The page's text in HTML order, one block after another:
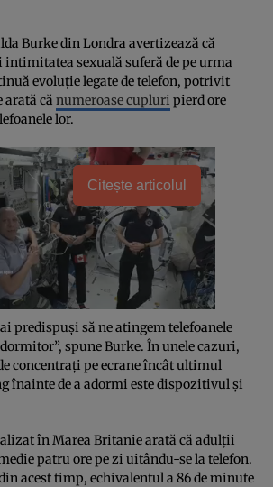
Burke din Londra avertizează că
sexuală suferă de pe urma
evoluție legate de telefon, potrivit
că numeroase cupluri pierd ore
lor.
Citește articolul
predispuși să ne atingem telefoanele
spune Burke. În unele cazuri,
concentrați pe ecrane încât ultimul
înainte de a adormi este dispozitivul și
în Marea Britanie arată că adulții
patru ore pe zi uitându-se la telefon.
acest timp, echivalentul a 86 de minute